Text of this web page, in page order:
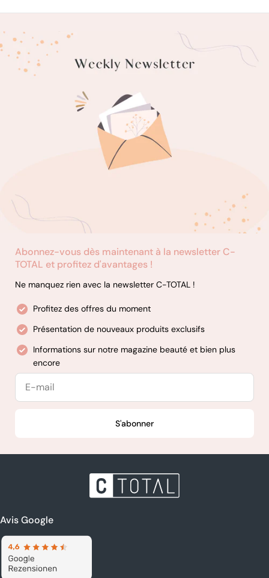
Abonnez-vous dès maintenant à la newsletter C-
TOTAL et profitez d'avantages !
Ne manquez rien avec la newsletter C-TOTAL !
Profitez des offres du moment
Présentation de nouveaux produits exclusifs
Informations sur notre magazine beauté et bien plus
encore
E-
S'abonner
Avis Google